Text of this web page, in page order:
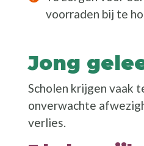
voorraden bij te
Jong
Scholen krijgen vaak
onverwachte
verlies.